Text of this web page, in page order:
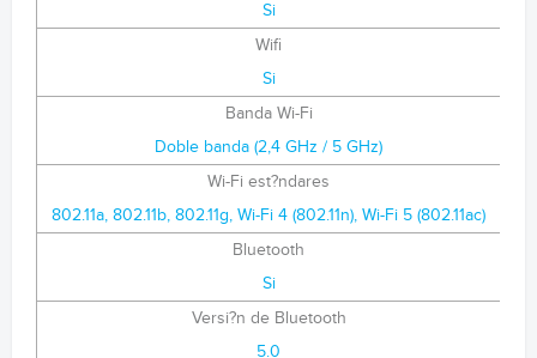
Si
Wifi
Si
Banda Wi-Fi
Doble banda (2,4 GHz / 5 GHz)
Wi-Fi est?ndares
802.11a, 802.11b, 802.11g, Wi-Fi 4 (802.11n), Wi-Fi 5 (802.11ac)
Bluetooth
Si
Versi?n de Bluetooth
5.0